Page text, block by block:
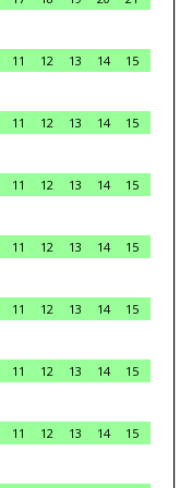
11 12 13 14
15
11 12 13 14
15
11 12 13 14
15
11 12 13 14
15
11 12 13 14
15
11 12 13 14
15
11 12 13 14
15